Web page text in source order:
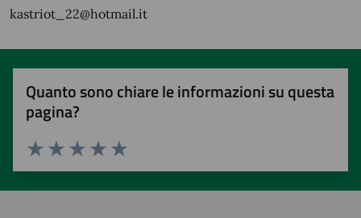
kastriot_22@hotmail.it
Quanto sono chiare le informazioni su questa
pagina?
Valuta 5 stelle su 5
Valuta 4 stelle su 5
Valuta 3 stelle su 5
Valuta 2 stelle su 5
Valuta 1 stelle su 5